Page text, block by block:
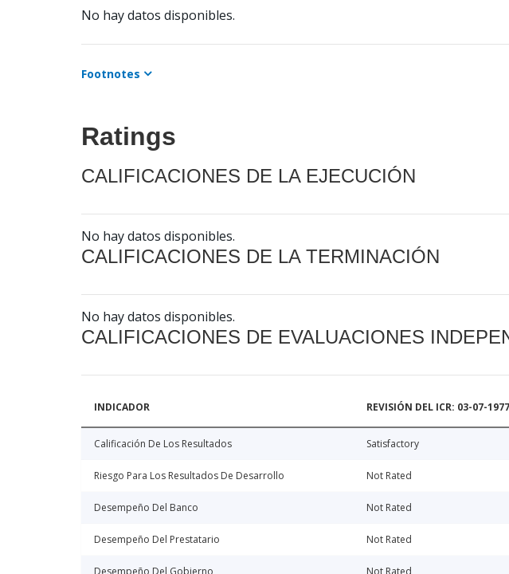
No hay datos disponibles.
Footnotes
Ratings
CALIFICACIONES DE LA EJECUCIÓN
No hay datos disponibles.
CALIFICACIONES DE LA TERMINACIÓN
No hay datos disponibles.
CALIFICACIONES DE EVALUACIONES
INDICADOR REVISIÓN DEL ICR: 03-07-1977
Calificación De Los Resultados Satisfactory
Riesgo Para Los Resultados De Desarrollo Not Rated
Desempeño Del Banco Not Rated
Desempeño Del Prestatario Not Rated